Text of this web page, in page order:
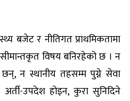
बजेट र नीतिगत प्राथमिकतामा
विषय बनिरहेको छ । न
छन्, न स्थानीय तहसम्म पुग्ने सेवा
उपदेश होइन, कुरा सुनिदिने